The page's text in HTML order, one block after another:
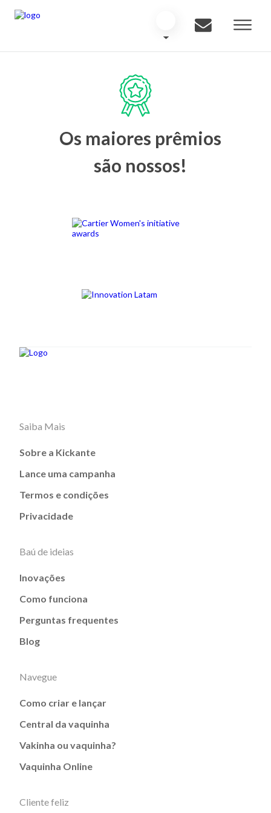
Os maiores prêmios
são nossos!
Saiba Mais
Sobre a Kickante
Lance uma campanha
Termos e condições
Privacidade
Baú de ideias
Inovações
Como funciona
Perguntas frequentes
Blog
Navegue
Como criar e lançar
Central da vaquinha
Vakinha ou vaquinha?
Vaquinha Online
Cliente feliz